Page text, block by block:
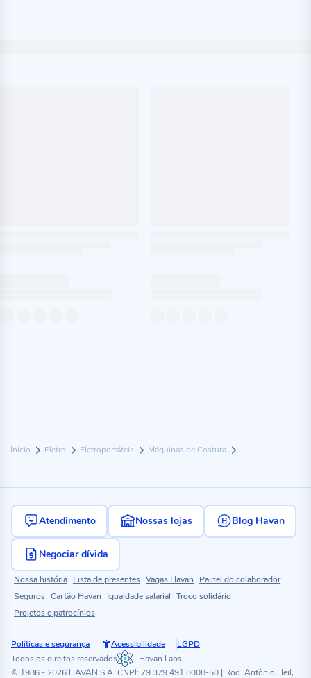
Início Eletro Eletroportáteis Máquinas de Costura
Atendimento Nossas lojas Blog Havan
Negociar dívida
Nossa história Lista de presentes Vagas Havan
Painel do colaborador
Seguros Cartão Havan Igualdade salarial Troco solidário
Projetos e patrocínios
Políticas e segurança Acessibilidade
LGPD
Todos os direitos reservados
Havan Labs
© 1986 - 2026 HAVAN S.A. CNPJ: 79.379.491.0008-50 | Rod. Antônio Heil,